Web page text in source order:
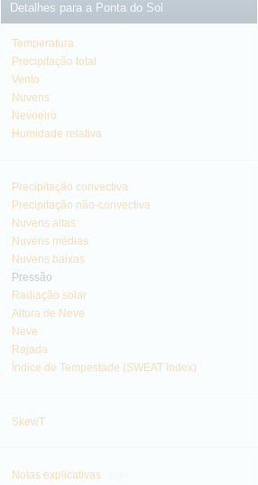
Detalhes para a Ponta do Sol
Temperatura
Precipitação total
Vento
Nuvens
Nevoeiro
Humidade relativa
Precipitação convectiva
Precipitação não-convectiva
Nuvens altas
Nuvens médias
Nuvens baixas
Pressão
Radiação solar
Altura de Neve
Neve
Rajada
Índice de Tempestade (SWEAT Index)
SkewT
Notas explicativas